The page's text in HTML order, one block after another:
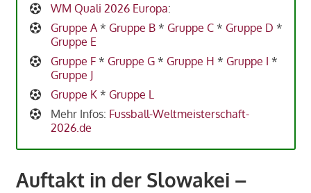
WM Quali 2026 Europa:
Gruppe A* Gruppe B* Gruppe C* Gruppe D *
Gruppe E
Gruppe F* Gruppe G* Gruppe H * Gruppe I *
Gruppe J
Gruppe K* Gruppe L
Mehr Infos: Fussball-Weltmeisterschaft-
2026.de
Auftakt in der Slowakei –